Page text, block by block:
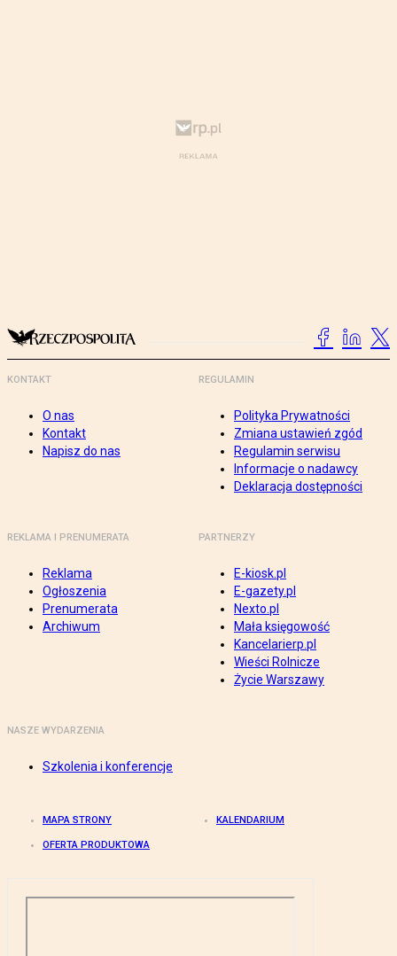
KONTAKT
O nas
Kontakt
Napisz do nas
REGULAMIN
Polityka Prywatności
Zmiana ustawień zgód
Regulamin serwisu
Informacje o nadawcy
Deklaracja dostępności
REKLAMA I PRENUMERATA
Reklama
Ogłoszenia
Prenumerata
Archiwum
PARTNERZY
E-kiosk.pl
E-gazety.pl
Nexto.pl
Mała księgowość
Kancelarierp.pl
Wieści Rolnicze
Życie Warszawy
NASZE WYDARZENIA
Szkolenia i konferencje
MAPA STRONY KALENDARIUM
OFERTA PRODUKTOWA